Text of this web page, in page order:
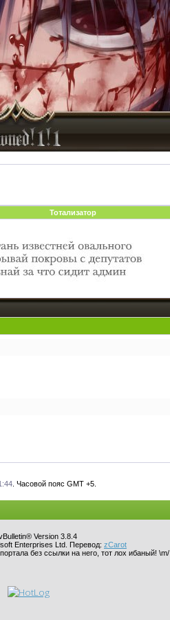
Тотализатор
. Часовой пояс GMT +5.
Version 3.8.4
Enterprises Ltd. Перевод: zCarot
без ссылки на него, тот лох ибаный! \m/